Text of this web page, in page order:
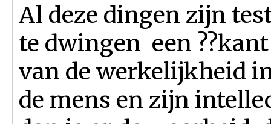
Al deze dingen zijn
te dwingen een
van de werkelijkheid
de mens en zijn